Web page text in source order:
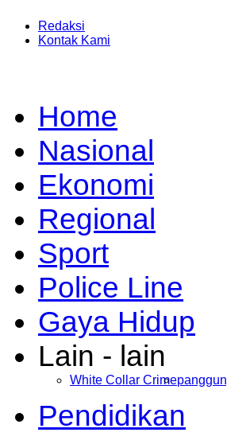
Redaksi
Kontak Kami
Home
Nasional
Ekonomi
Regional
Sport
Police Line
Gaya Hidup
Lain - lain
White Collar Crime
Pendidikan